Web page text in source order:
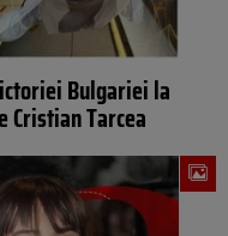
Bulgariei la
Cristian Tarcea